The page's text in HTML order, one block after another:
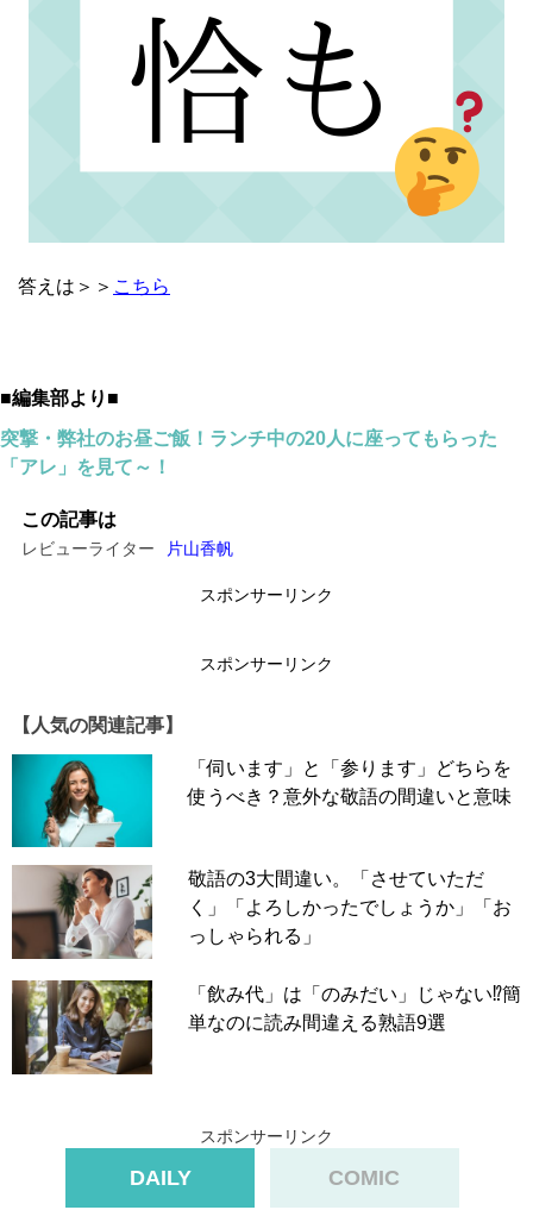
答えは＞＞ こちら
■編集部より■
突撃・弊社のお昼ご飯！ランチ中の20人に座ってもらった
「アレ」を見て～！
この記事は
レビューライター 片山香帆
スポンサーリンク
スポンサーリンク
【人気の関連記事】
「伺います」と「参ります」どちらを
使うべき？意外な敬語の間違いと意味
敬語の3大間違い。「させていただ
く」「よろしかったでしょうか」「お
っしゃられる」
「飲み代」は「のみだい」じゃない⁉簡
単なのに読み間違える熟語9選
スポンサーリンク
DAILY COMIC